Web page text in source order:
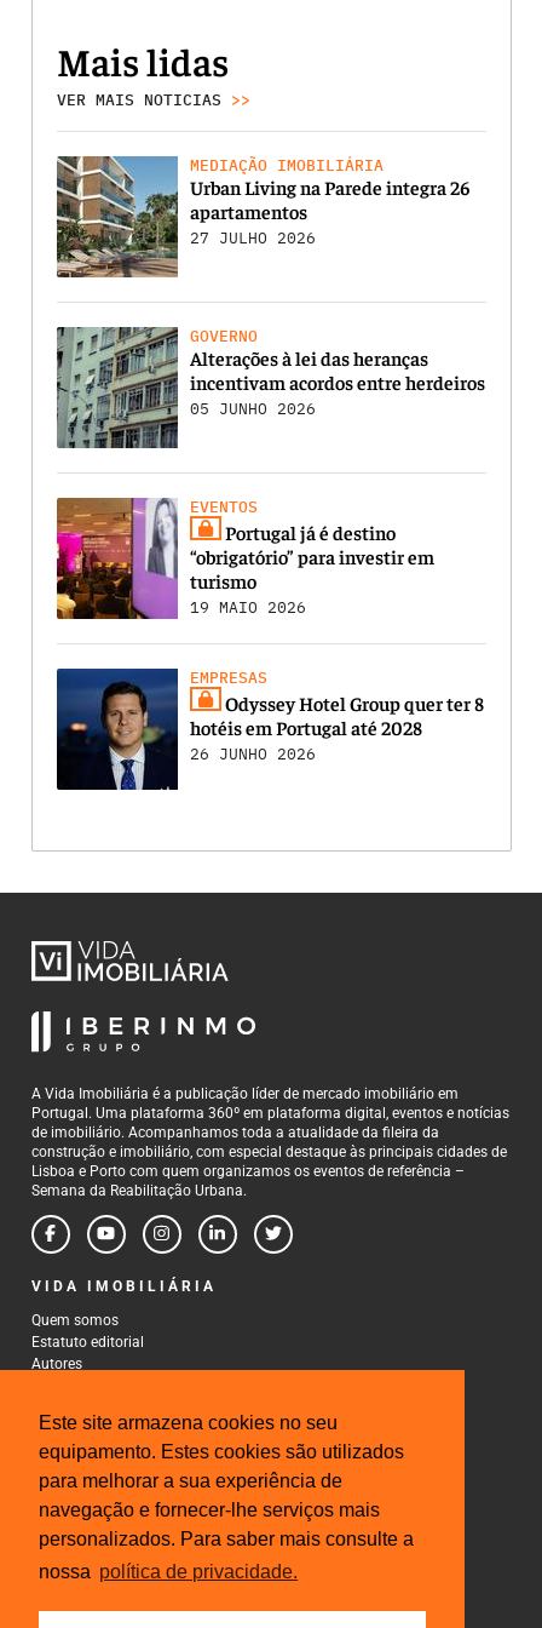
Este site armazena cookies no seu
equipamento. Estes cookies são utilizados
para melhorar a sua experiência de
navegação e fornecer-lhe serviços mais
personalizados. Para saber mais consulte a
nossa política de privacidade.
Mais lidas
VER MAIS NOTICIAS >>
MEDIAÇÃO IMOBILIÁRIA
Urban Living na Parede integra 26
apartamentos
27 JULHO 2026
GOVERNO
Alterações à lei das heranças
incentivam acordos entre herdeiros
05 JUNHO 2026
EVENTOS
Portugal já é destino
“obrigatório” para investir em
turismo
19 MAIO 2026
EMPRESAS
Odyssey Hotel Group quer ter 8
hotéis em Portugal até 2028
26 JUNHO 2026
A Vida Imobiliária é a publicação líder de mercado imobiliário em
Portugal. Uma plataforma 360º em plataforma digital, eventos e notícias
de imobiliário. Acompanhamos toda a atualidade da fileira da
construção e imobiliário, com especial destaque às principais cidades de
Lisboa e Porto com quem organizamos os eventos de referência –
Semana da Reabilitação Urbana.
VIDA IMOBILIÁRIA
Quem somos
Estatuto editorial
Autores
CONTACTOS
Rua Gonçalo Cristovão, 185 - 6º
4000-269 Porto
Tel: 222 085 009
Fax: 222 085 010
Email: gestao@iberinmo.com